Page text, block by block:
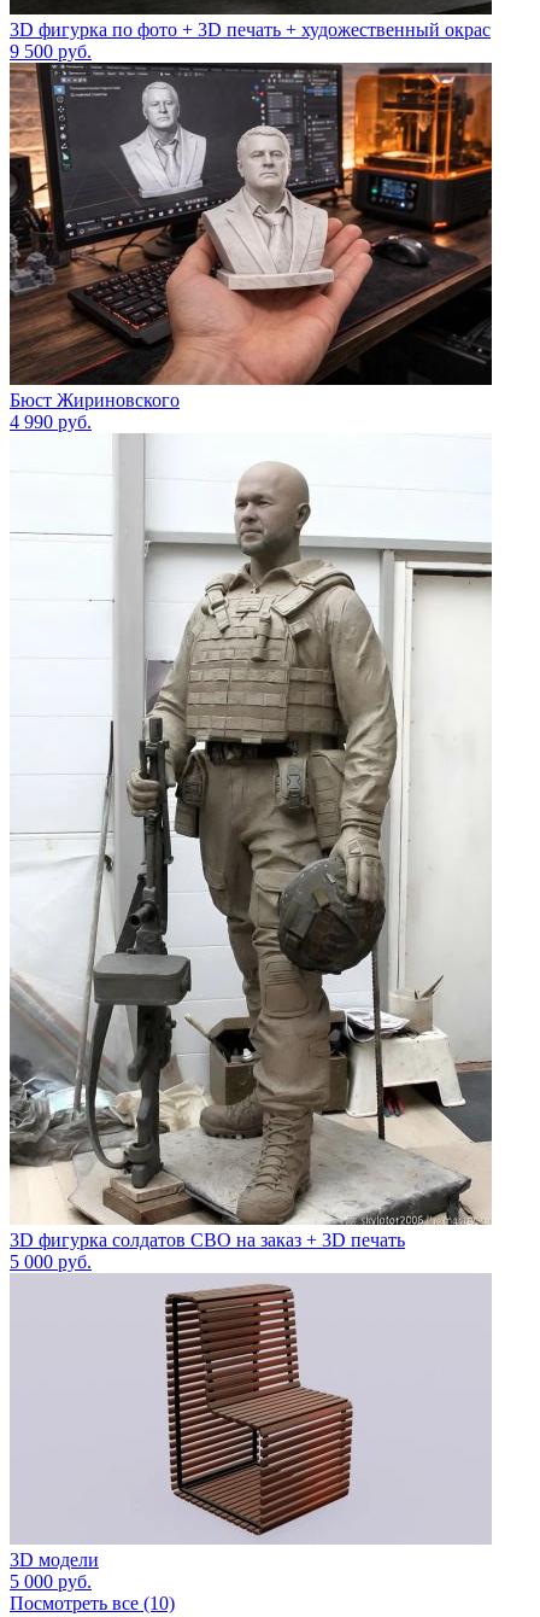
3D фигурка по фото + 3D печать + художественный окрас
9 500 руб.
Бюст Жириновского
4 990 руб.
3D фигурка солдатов СВО на заказ + 3D печать
5 000 руб.
3D модели
5 000 руб.
Посмотреть все (10)